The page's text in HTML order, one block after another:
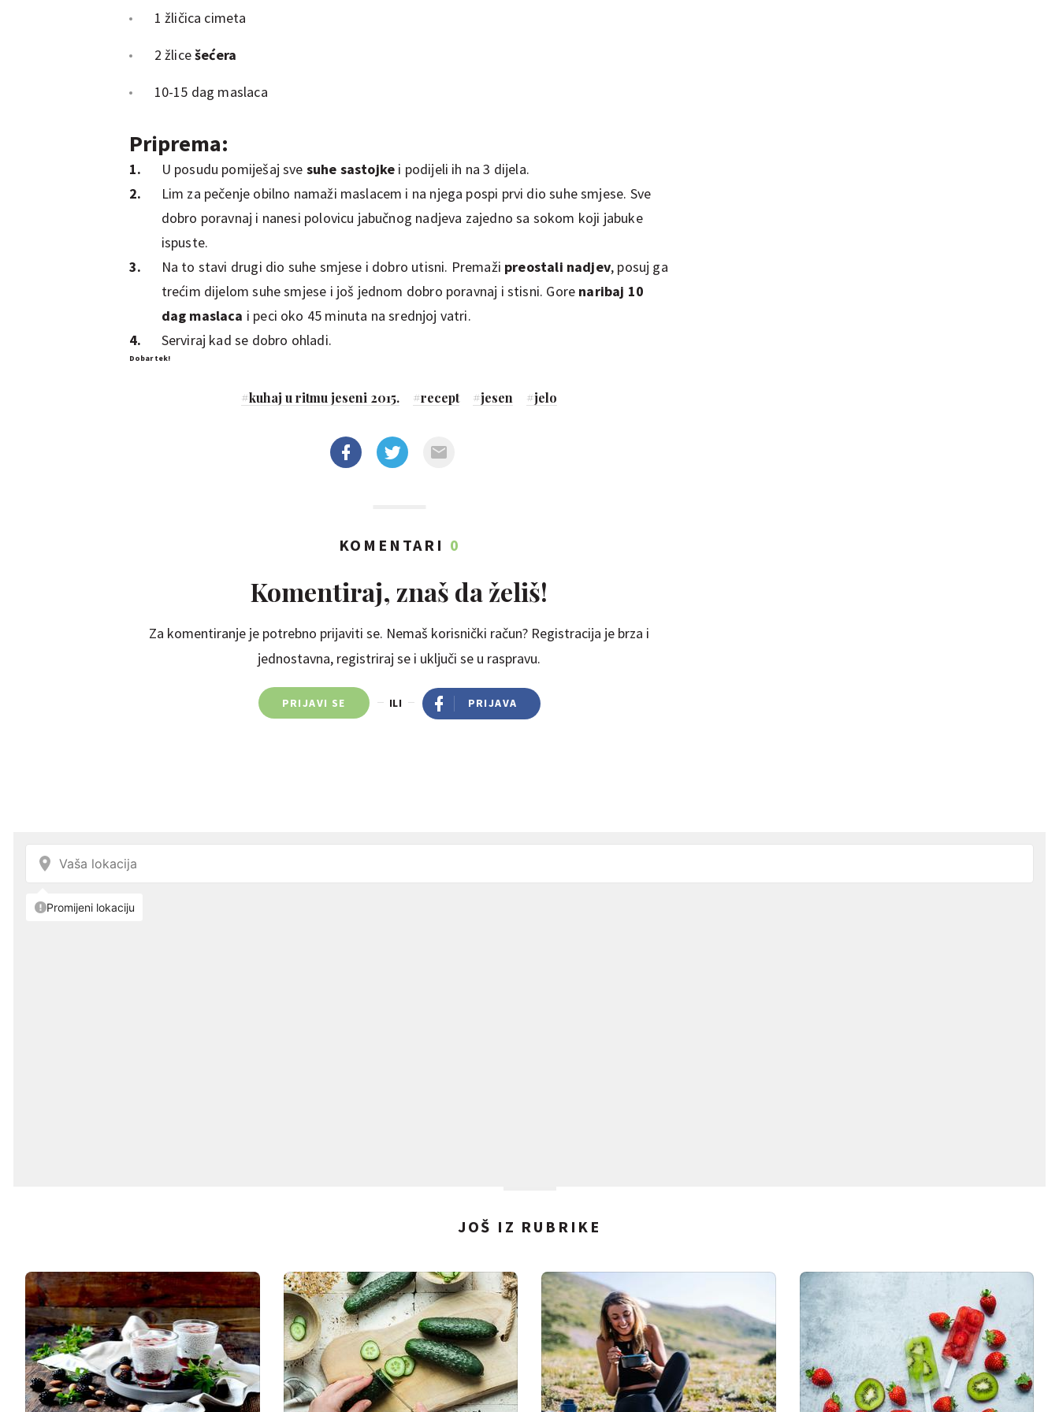
1 žličica cimeta
2 žlicešećera
10-15 dag maslaca
Priprema:
U posudu pomiješaj sve suhe sastojke i podijeli ih na 3 dijela.
Lim za pečenje obilno namaži maslacem i na njega pospi prvi dio suhe smjese. Sve
dobro poravnaj i nanesi polovicu jabučnog nadjeva zajedno sa sokom koji jabuke
ispuste.
Na to stavi drugi dio suhe smjese i dobro utisni. Premaži preostali nadjev, posuj ga
trećim dijelom suhe smjese i još jednom dobro poravnaj i stisni. Gore naribaj 10
dag maslaca i peci oko 45 minuta na srednjoj vatri.
Serviraj kad se dobro ohladi.
Dobar tek!
#kuhaj u ritmu jeseni 2015. #recept #jesen #jelo
KOMENTARI 0
Komentiraj, znaš da želiš!
Za komentiranje je potrebno prijaviti se. Nemaš korisnički račun? Registracija je brza i
jednostavna, registriraj se i uključi se u raspravu.
PRIJAVI SE ILI PRIJAVA
JOŠ IZ RUBRIKE